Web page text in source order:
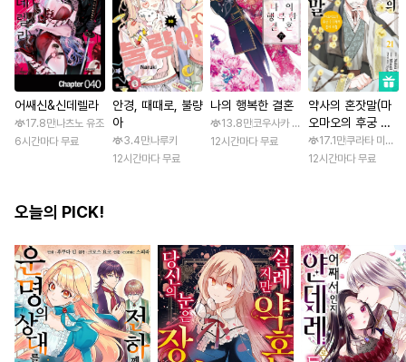
어쌔신&신데렐라
17.8만나츠노 유조
6시간마다 무료
안경, 때때로, 불량
아
3.4만나루키
12시간마다 무료
나의 행복한 결혼
13.8만코우사카 리토 / 아기토기 아쿠미
12시간마다 무료
약사의 혼잣말(마
오마오의 후궁 수
수께끼 풀이수첩)
17.1만쿠라타 미노
12시간마다 무료
오늘의 PICK!